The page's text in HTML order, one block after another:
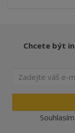
Chcete být